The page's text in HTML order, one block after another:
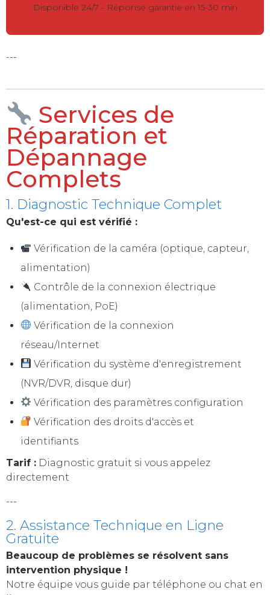
Disponible 24/7 - Réponse garantie en 15-30 min
---
Services de
Réparation et
Dépannage
Complets
1. Diagnostic Technique Complet
Qu'est-ce qui est vérifié :
Vérification de la caméra (optique, capteur,
alimentation)
Contrôle de la connexion électrique
(alimentation, PoE)
Vérification de la connexion
réseau/Internet
Vérification du système d'enregistrement
(NVR/DVR, disque dur)
Vérification des paramètres configuration
Vérification des droits d'accès et
identifiants
Tarif : Diagnostic gratuit si vous appelez
directement
---
2. Assistance Technique en Ligne
Gratuite
Beaucoup de problèmes se résolvent sans
intervention physique !
Notre équipe vous guide par téléphone ou chat en